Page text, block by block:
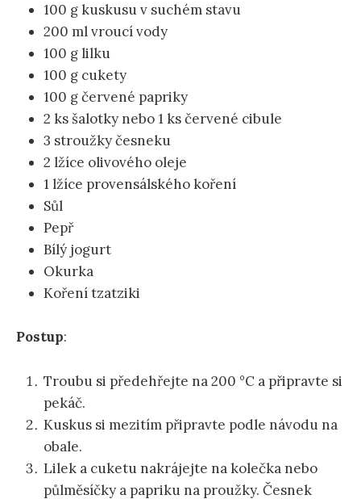
100 g kuskusu v suchém stavu
200 ml vroucí vody
100 g lilku
100 g cukety
100 g červené papriky
2 ks šalotky nebo 1 ks červené cibule
3 stroužky česneku
2 lžíce olivového oleje
1 lžíce provensálského koření
Sůl
Pepř
Bílý jogurt
Okurka
Koření tzatziki
Postup:
Troubu si předehřejte na 200 °C a připravte si
pekáč.
Kuskus si mezitím připravte podle návodu na
obale.
Lilek a cuketu nakrájejte na kolečka nebo
půlměsíčky a papriku na proužky. Česnek